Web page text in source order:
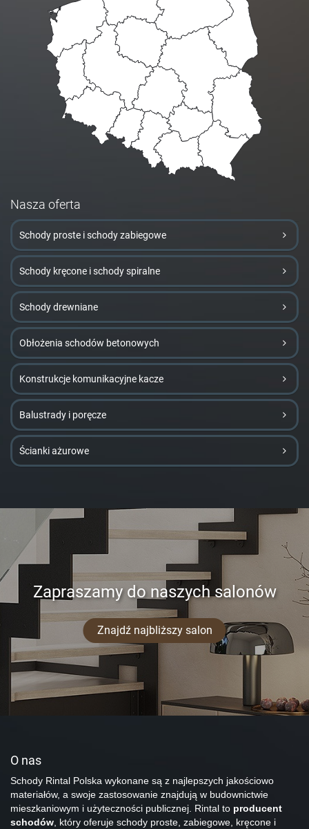
Nasza oferta
Schody proste i schody zabiegowe
Schody kręcone i schody spiralne
Schody drewniane
Obłożenia schodów betonowych
Konstrukcje komunikacyjne kacze
Balustrady i poręcze
Ścianki ażurowe
Zapraszamy do naszych salonów
Znajdź najbliższy salon
O nas
Schody Rintal Polska wykonane są z najlepszych jakościowo
materiałów, a swoje zastosowanie znajdują w budownictwie
mieszkaniowym i użyteczności publicznej. Rintal to producent
schodów, który oferuje schody proste, zabiegowe, kręcone i